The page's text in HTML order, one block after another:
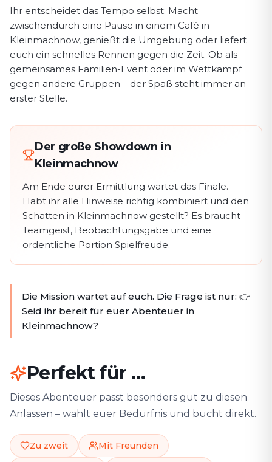
Ihr entscheidet das Tempo selbst: Macht
zwischendurch eine Pause in einem Café in
Kleinmachnow⁠, genießt die Umgebung oder liefert
euch ein schnelles Rennen gegen die Zeit. Ob als
gemeinsames Familien-Event oder im Wettkampf
gegen andere Gruppen – der Spaß steht immer an
erster Stelle.
Der große Showdown in
Kleinmachnow⁠
Am Ende eurer Ermittlung wartet das Finale.
Habt ihr alle Hinweise richtig kombiniert und den
Schatten in Kleinmachnow⁠ gestellt? Es braucht
Teamgeist, Beobachtungsgabe und eine
ordentliche Portion Spielfreude.
Die Mission wartet auf euch. Die Frage ist nur: 👉
Seid ihr bereit für euer Abenteuer in
Kleinmachnow⁠?
Perfekt für …
Dieses Abenteuer passt besonders gut zu diesen
Anlässen – wählt euer Bedürfnis und bucht direkt.
Zu zweit Mit Freunden